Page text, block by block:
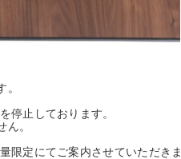
停止しております。
。
限定にてご案内させていただきま